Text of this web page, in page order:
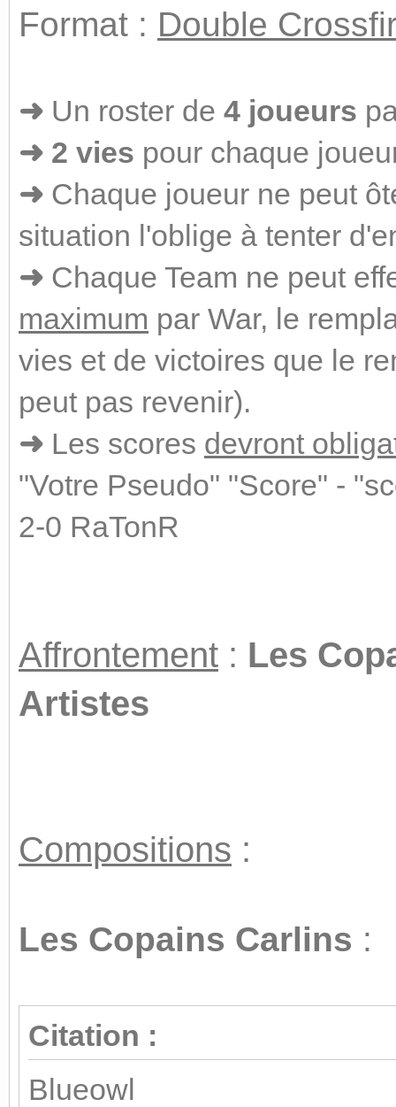
Format : Double
➜ Un roster de 4 joueurs
➜ 2 vies pour chaque
➜ Chaque joueur ne peut
situation l'oblige à tenter
➜ Chaque Team ne peut
maximum par War, le
vies et de victoires que le
peut pas revenir).
➜ Les scores devront
"Votre Pseudo" "Score" -
2-0 RaTonR
Affrontement : Les
Artistes
Compositions :
Les Copains Carlins :
Citation :
Blueowl